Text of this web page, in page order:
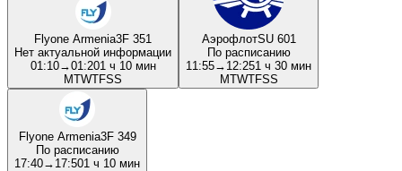
Flyone Armenia3F 351
Нет актуальной информации
01:10→01:201 ч 10 мин
MTWTFSS
АэрофлотSU 601
По расписанию
11:55→ 12:251 ч 30 мин
MTWTFSS
Flyone Armenia3F 349
По расписанию
17:40→ 17:501 ч 10 мин